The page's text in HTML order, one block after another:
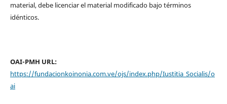
material, debe licenciar el material modificado bajo términos
idénticos.
OAI-PMH URL:
https://fundacionkoinonia.com.ve/ojs/index.php/Iustitia_Socialis/o
ai